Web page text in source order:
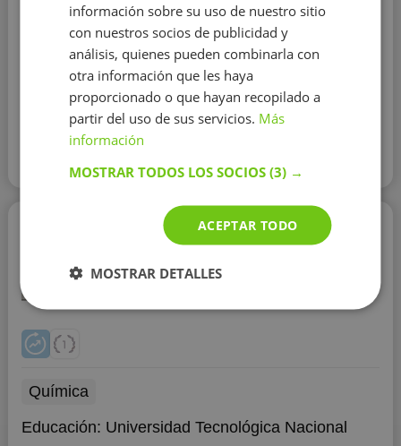
entusiasmo y a optimizar su rendimiento académico. Me
dedico a ofrecer retroalimentación inmediata, detallada
y continua, fomentando en todo momento el
pensamiento analítico de mis estudiantes.
Mostrar más
Contactar con el tutor
Leer más
Marcos Fernando Luquez
Química
Educación: Universidad Tecnológica Nacional
información sobre su uso de nuestro sitio
con nuestros socios de publicidad y
análisis, quienes pueden combinarla con
otra información que les haya
proporcionado o que hayan recopilado a
partir del uso de sus servicios. Más
información
MOSTRAR TODOS LOS SOCIOS(3) →
ACEPTAR TODO
MOSTRAR DETALLES